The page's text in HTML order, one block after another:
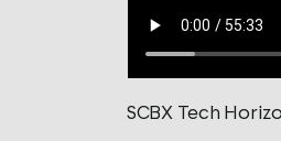
SCBX Tech